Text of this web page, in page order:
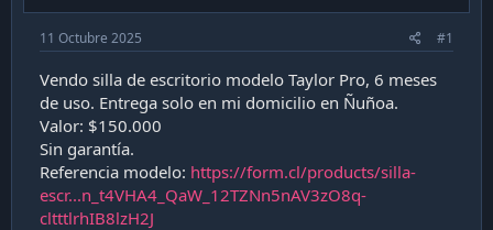
e
m
a
b
i
a
c
i
n
11 Octubre 2025 #1
Vendo silla de escritorio modelo Taylor Pro, 6 meses
de uso. Entrega solo en mi domicilio en Ñuñoa.
Valor: $150.000
Sin garantía.
Referencia modelo: https://form.cl/products/silla-
escr...n_t4VHA4_QaW_12TZNn5nAV3zO8q-
cltttlrhIB8lzH2J